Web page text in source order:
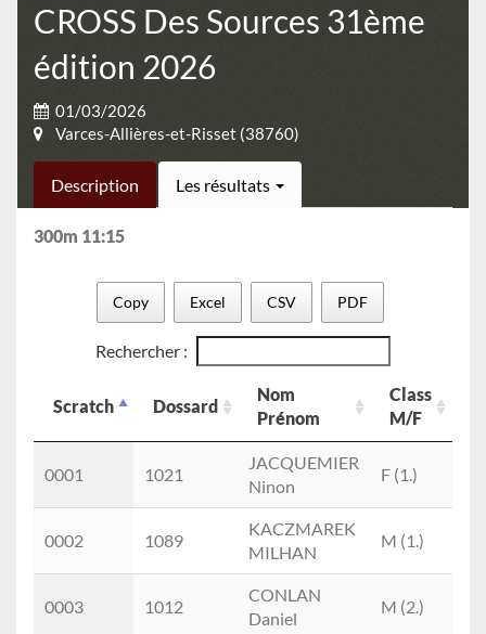
CROSS Des Sources 31ème
édition 2026
01/03/2026
Varces-Allières-et-Risset (38760)
Description Les résultats
300m 11:15
Copy Excel CSV PDF
Rechercher :
Scratch Dossard
Nom
Prénom
Class
M/F
Nom
Prénom
M/F
0001 1021
JACQUEMIER
Ninon
F (1.)
0002 1089
KACZMAREK
MILHAN
M (1.)
0003 1012
CONLAN
Daniel
M (2.)